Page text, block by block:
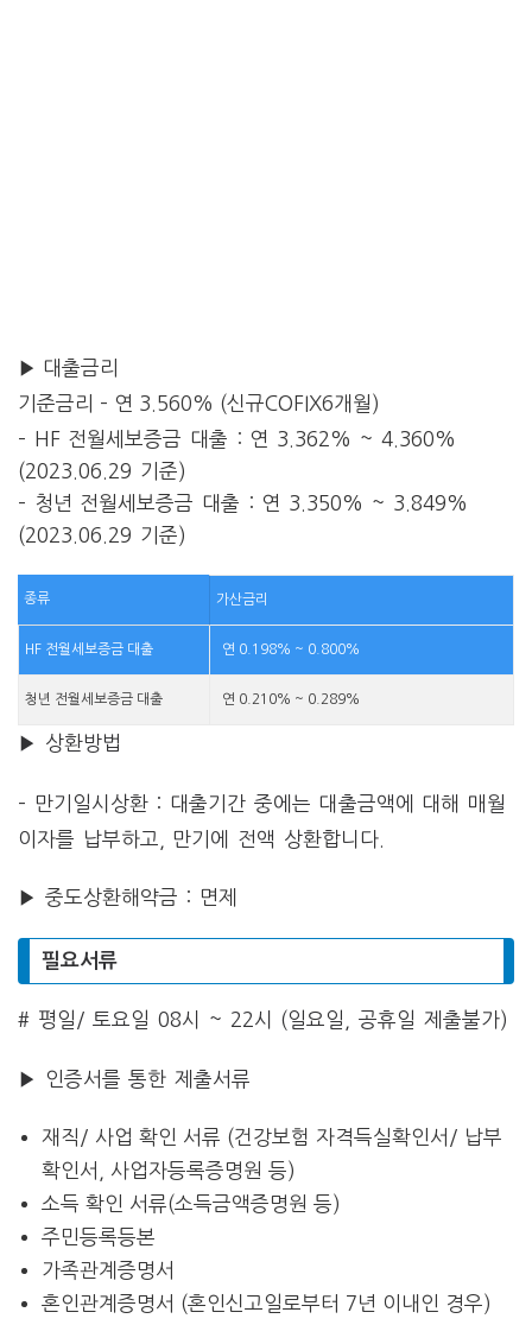
▶ 대출금리
기준금리 – 연 3.560% (신규COFIX6개월)
– HF 전월세보증금 대출 : 연 3.362% ~ 4.360%
(2023.06.29 기준)
– 청년 전월세보증금 대출 : 연 3.350% ~ 3.849%
(2023.06.29 기준)
종류 가산금리
HF 전월세보증금 대출 연 0.198% ~ 0.800%
청년 전월세보증금 대출 연 0.210% ~ 0.289%
▶ 상환방법
– 만기일시상환 : 대출기간 중에는 대출금액에 대해 매월
이자를 납부하고, 만기에 전액 상환합니다.
▶ 중도상환해약금 : 면제
필요서류
# 평일/ 토요일 08시 ~ 22시 (일요일, 공휴일 제출불가)
▶ 인증서를 통한 제출서류
재직/ 사업 확인 서류 (건강보험 자격득실확인서/ 납부
확인서, 사업자등록증명원 등)
소득 확인 서류(소득금액증명원 등)
주민등록등본
가족관계증명서
혼인관계증명서 (혼인신고일로부터 7년 이내인 경우)